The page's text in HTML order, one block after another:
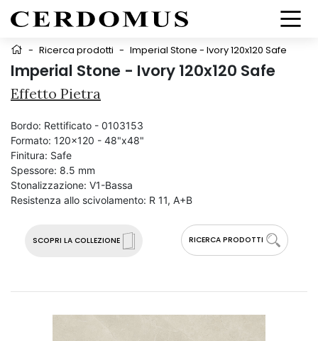
- Ricerca prodotti - Imperial Stone - Ivory 120x120 Safe
Imperial Stone - Ivory 120x120 Safe
Effetto Pietra
SCOPRI LA COLLEZIONE RICERCA PRODOTTI
Bordo: Rettificato - 0103153
Formato: 120x120 - 48"x48"
Finitura: Safe
Spessore: 8.5 mm
Stonalizzazione: V1-Bassa
Resistenza allo scivolamento: R 11, A+B